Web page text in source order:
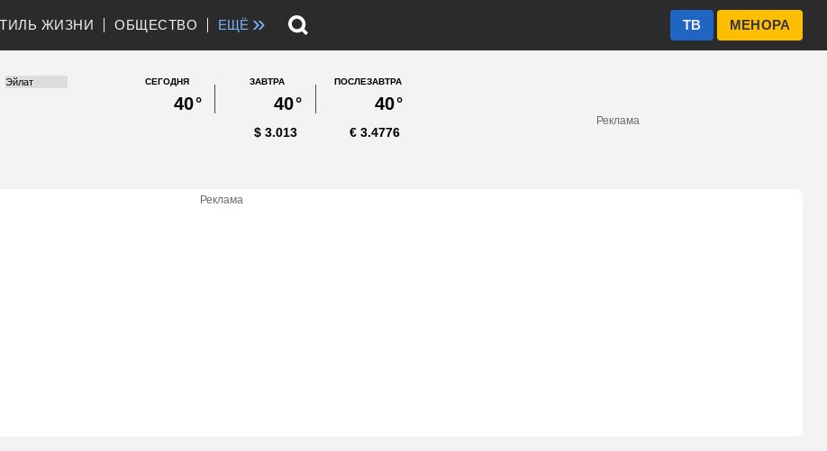
ЖИЗНИ ОБЩЕСТВО ЕЩЁ » МЕНОРА
ТВ
СЕГОДНЯ
40°
ЗАВТРА
40°
ПОСЛЕЗАВТРА
40°
3.013
$ 3.4776
€
Реклама
Реклама